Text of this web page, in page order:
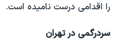
را اقدامی درست نامیده است.
سردرگمی در تهران